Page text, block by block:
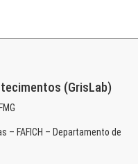
(GrisLab)
– FAFICH – Departamento de